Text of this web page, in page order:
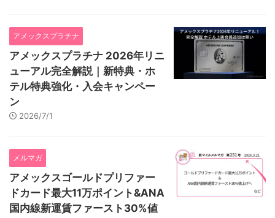
アメックスプラチナ
アメックスプラチナ 2026年リニ
ューアル完全解説｜新特典・ホ
テル特典強化・入会キャンペー
ン
2026/7/1
メルマガ
アメックスゴールドプリファー
ドカード最大11万ポイント&ANA
国内線新運賃ファースト30%値